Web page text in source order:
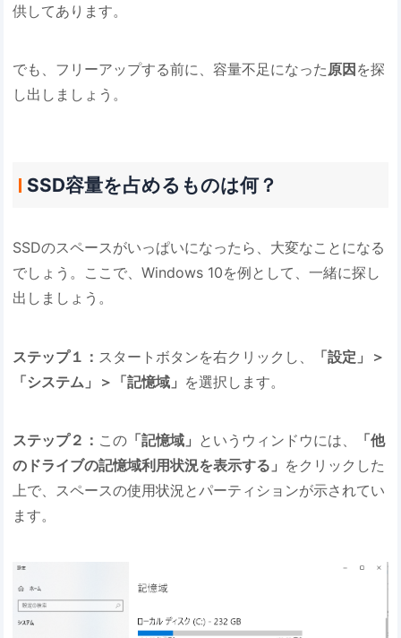
供してあります。
でも、フリーアップする前に、容量不足になった原因 を探
し出しましょう。
SSD容量を占めるものは何？
SSDのスペースがいっぱいになったら、大変なことになる
でしょう。ここで、Windows 10を例として、一緒に探し
出しましょう。
ステップ１： スタートボタンを右クリックし、
「設定」＞
「システム」＞「記憶域」 を選択します。
ステップ２： この 「記憶域」 というウィンドウには、
「他
のドライブの記憶域利用状況を表示する」 をクリックした
上で、スペースの使用状況とパーティションが示されてい
ます。